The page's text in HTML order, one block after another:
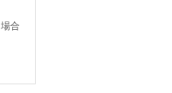
合